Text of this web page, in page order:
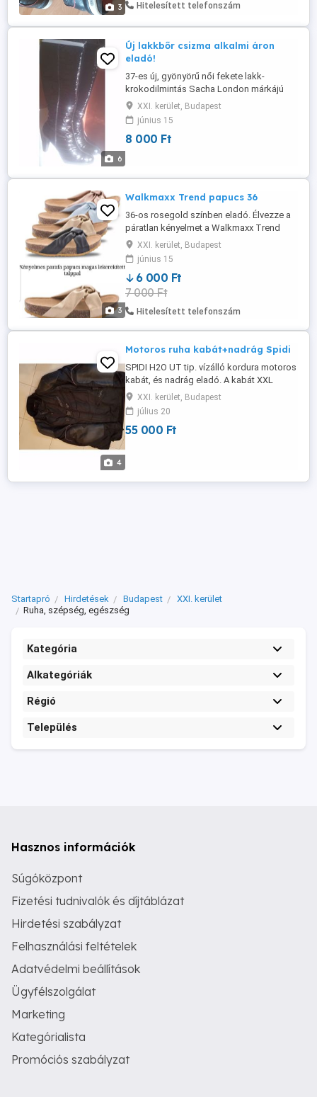
3 Hitelesített telefonszám
6
Új lakkbőr csizma alkalmi áron
eladó!
37-es új, gyönyörű női fekete lakk-
krokodilmintás Sacha London márkájú
elegáns csizma dobozában hatodáron
eladó!Sarok:9 cm.Sarok felett
márkajelzéssel ellátott fém betéttel.
Cippzár:37 cm.Szár felső körmérete: 37
XXI. kerület, Budapest
június 15
8 000 Ft
3
Walkmaxx Trend papucs 36
36-os rosegold színben eladó. Élvezze a
páratlan kényelmet a Walkmaxx Trend
papucsokkal! Kényelmes, divatos és
funkcionális, ismerős, lekerekített talppal
a kiváló támogatásért és biztonságért
járás közben. Nincs több fájdalom,
fáradtság vagy duzzadt láb egy hosszú
nap után.Ezek az alkalmi papucsok ...
XXI. kerület, Budapest
június 15
6 000 Ft
7 000 Ft
Hitelesített telefonszám
4
Motoros ruha kabát+nadrág Spidi
SPIDI H2O UT tip. vízálló kordura motoros
kabát, és nadrág eladó. A kabát XXL
méretű, protektorokkal, kivehető termo
bélése van. A könyökeinél valódi marha
bőr erősítésekkel. A hátában beépített
bukósisak tartó "púp" is van. A nadrág XL
XXI. kerület, Budapest
július 20
55 000 Ft
Startapró Hirdetések Budapest
XXI. kerület
Ruha, szépség, egészség
Kategória
Alkategóriák
Régió
Település
Hasznos információk
Súgóközpont
Fizetési tudnivalók és díjtáblázat
Hirdetési szabályzat
Felhasználási feltételek
Adatvédelmi beállítások
Ügyfélszolgálat
Marketing
Kategórialista
Promóciós szabályzat